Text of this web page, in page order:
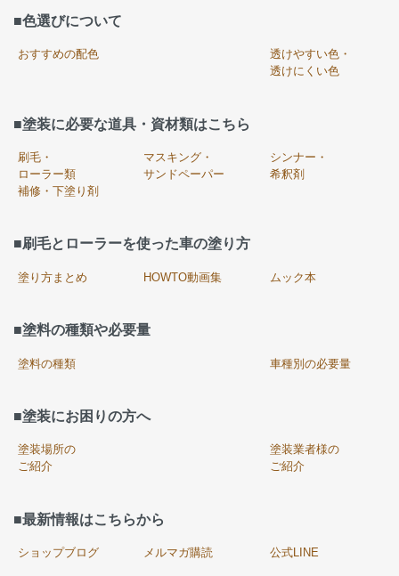
■色選びについて
おすすめの配色
透けやすい色・
透けにくい色
■塗装に必要な道具・資材類はこちら
刷毛・
ローラー類
マスキング・
サンドペーパー
シンナー・
希釈剤
補修・下塗り剤
■刷毛とローラーを使った車の塗り方
塗り方まとめ HOWTO動画集 ムック本
■塗料の種類や必要量
塗料の種類 車種別の必要量
■塗装にお困りの方へ
塗装場所の
ご紹介
塗装業者様の
ご紹介
■最新情報はこちらから
ショップブログ メルマガ購読 公式LINE